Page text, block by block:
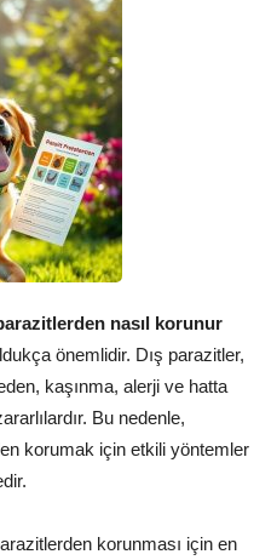
nasıl korunur
önemlidir. Dış parazitler,
kaşınma, alerji ve hatta
Bu nedenle,
korumak için etkili yöntemler
korunması için en